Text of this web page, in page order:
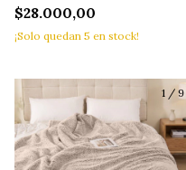
$28.000,00
¡Solo quedan 5 en stock!
1 / 9